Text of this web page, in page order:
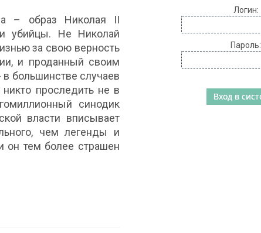
– образ Николая II
убийцы. Не Николай
за свою верность
и проданный своим
большинстве случаев
проследить не в
синодик
власти вписывает
чем легенды и
он тем более страшен
Логин:
Пароль: